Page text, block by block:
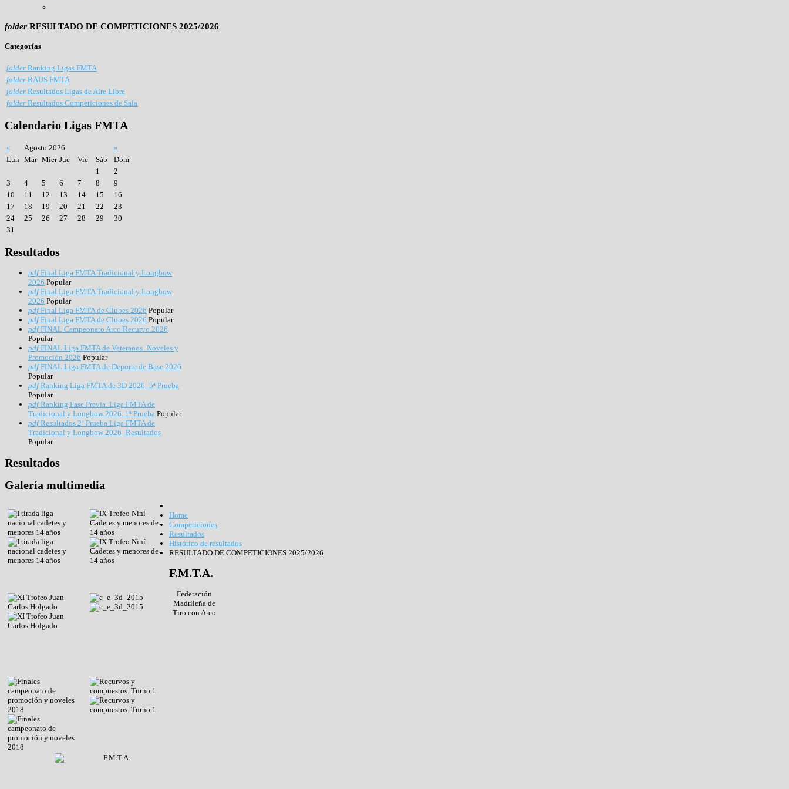
folder RESULTADO DE COMPETICIONES 2025/2026
Categorías
folder Ranking Ligas FMTA
folder RAUS FMTA
folder Resultados Ligas de Aire Libre
folder Resultados Competiciones de Sala
Calendario Ligas FMTA
« Agosto 2026
»
Lun Mar Mier Jue Vie Sáb
Dom
1
2
3
4 5 6 7 8
9
10
11 12 13 14 15
16
17
18 19 20 21 22
23
24
25 26 27 28 29
30
31
Resultados
pdf Final Liga FMTA Tradicional y Longbow
2026 Popular
pdf Final Liga FMTA Tradicional y Longbow
2026 Popular
pdf Final Liga FMTA de Clubes 2026 Popular
pdf Final Liga FMTA de Clubes 2026 Popular
pdf FINAL Campeonato Arco Recurvo 2026
Popular
pdf FINAL Liga FMTA de Veteranos_Noveles y
Promoción 2026 Popular
pdf FINAL Liga FMTA de Deporte de Base 2026
Popular
pdf Ranking Liga FMTA de 3D 2026_5ª Prueba
Popular
pdf Ranking Fase Previa. Liga FMTA de
Tradicional y Longbow 2026. 1ª Prueba Popular
pdf Resultados 2ª Prueba Liga FMTA de
Tradicional y Longbow 2026_Resultados
Popular
Resultados
Galería multimedia
Home
Competiciones
Resultados
Histórico de resultados
RESULTADO DE COMPETICIONES 2025/2026
F.M.T.A.
Federación
Madrileña de
Tiro con Arco